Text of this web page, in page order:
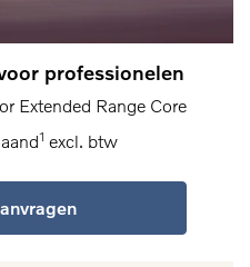
professionelen
Extended Range Core
1 excl. btw